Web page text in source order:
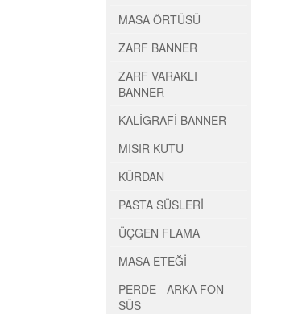
MASA ÖRTÜSÜ
ZARF BANNER
ZARF VARAKLI
BANNER
KALİGRAFİ BANNER
MISIR KUTU
KÜRDAN
PASTA SÜSLERİ
ÜÇGEN FLAMA
MASA ETEĞİ
PERDE - ARKA FON
SÜS